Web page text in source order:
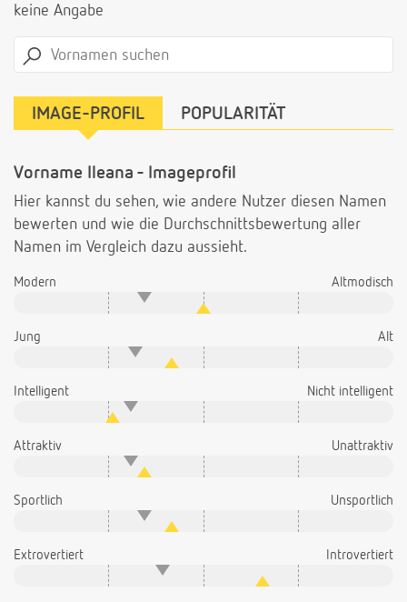
keine Angabe
IMAGE-PROFIL POPULARITÄT
Vorname Ileana - Imageprofil
Hier kannst du sehen, wie andere Nutzer diesen Namen
bewerten und wie die Durchschnittsbewertung aller
Namen im Vergleich dazu aussieht.
Modern Altmodisch
Jung Alt
Intelligent Nicht intelligent
Attraktiv Unattraktiv
Sportlich Unsportlich
Extrovertiert Introvertiert